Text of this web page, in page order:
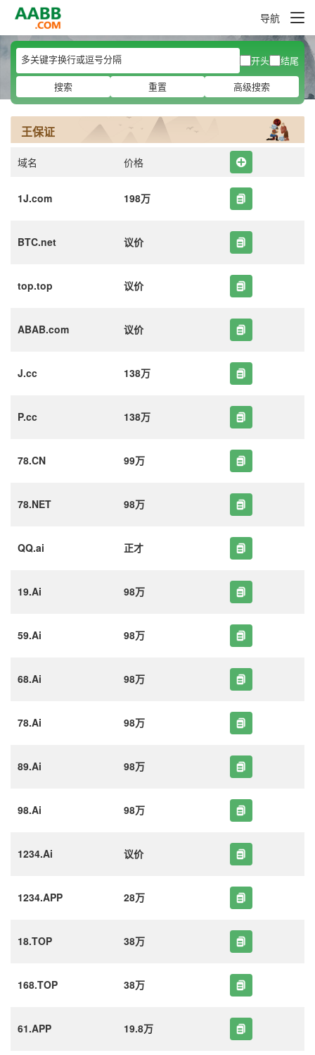
导航
开头
结尾
搜索
重置 高级搜索
王保证
域名 价格
1J.com 198万
BTC.net 议价
top.top 议价
ABAB.com 议价
J.cc 138万
P.cc 138万
78.CN 99万
78.NET 98万
QQ.ai 正才
19.Ai 98万
59.Ai 98万
68.Ai 98万
78.Ai 98万
89.Ai 98万
98.Ai 98万
1234.Ai 议价
1234.APP 28万
18.TOP 38万
168.TOP 38万
61.APP 19.8万